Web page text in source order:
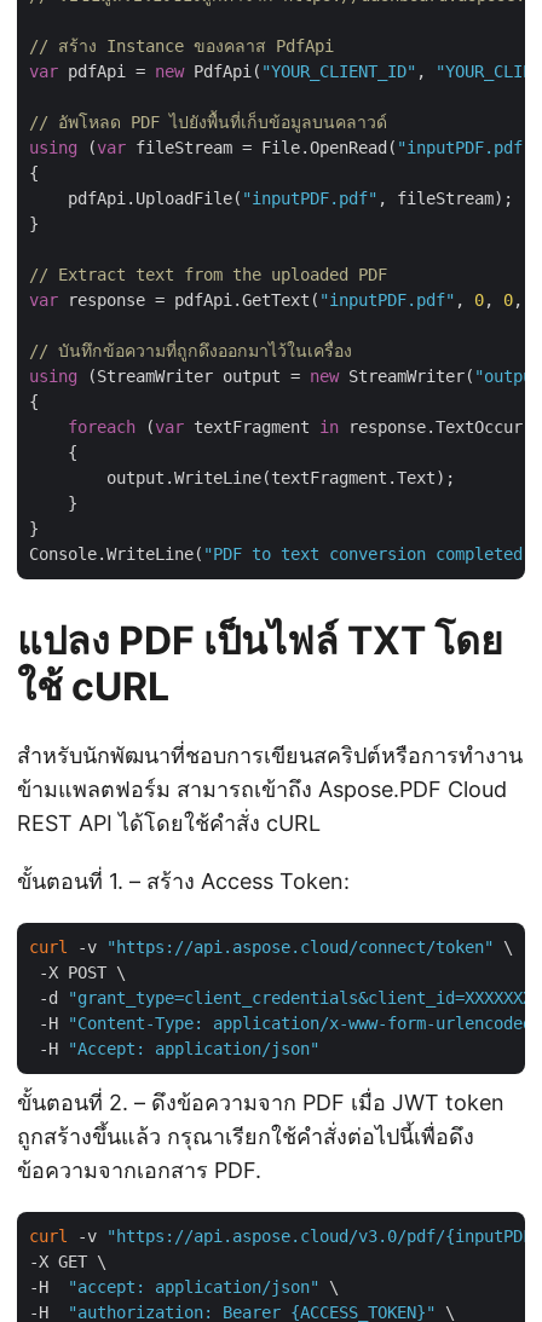
// สร้าง Instance ของคลาส PdfApi
var pdfApi = new PdfApi( "YOUR_CLIENT_ID" ,
// อัพโหลด PDF ไปยังพื้นที่เก็บข้อมูลบนคลาวด์
using (var fileStream = File.OpenRead( "inputPDF.pdf"
{
    pdfApi.UploadFile(
"inputPDF.pdf" , fileStream);
}
// Extract text from the uploaded PDF
var response = pdfApi.GetText( "inputPDF.pdf" , 0, 0,
// บันทึกข้อความที่ถูกดึงออกมาไว้ในเครื่อง
using (StreamWriter output = new StreamWriter(
{
foreach (var textFragment in
    {
        output.WriteLine(textFragment.Text);
    }
}
Console.WriteLine( "PDF to text conversion completed
แปลง PDF เป็นไฟล์ TXT โดย
ใช้ cURL
สำหรับนักพัฒนาที่ชอบการเขียนสคริปต์หรือการทำงาน
ข้ามแพลตฟอร์ม สามารถเข้าถึง Aspose.PDF Cloud
REST API ได้โดยใช้คำสั่ง cURL
ขั้นตอนที่ 1. – สร้าง Access Token:
curl -v "https://api.aspose.cloud/connect/token"
\
-X POST \
-d
"grant_type=client_credentials&client_id=XXXXXXX-
-H
"Content-Type: application/x-www-form-urlencoded"
-H
"Accept: application/json"
ขั้นตอนที่ 2. – ดึงข้อความจาก PDF เมื่อ JWT token
ถูกสร้างขึ้นแล้ว กรุณาเรียกใช้คำสั่งต่อไปนี้เพื่อดึง
ข้อความจากเอกสาร PDF.
curl -v
"https://api.aspose.cloud/v3.0/pdf/{inputPDF}/
-X GET \
-H
"accept: application/json"
\
-H
"authorization: Bearer {ACCESS_TOKEN}"
\